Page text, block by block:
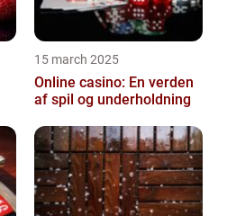
15 march 2025
Online casino: En verden
af spil og underholdning